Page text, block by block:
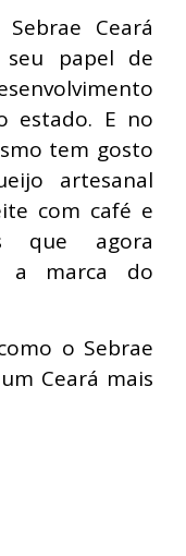
Ceará
seu papel de
estado. E no
tem gosto
artesanal
com café e
que agora
a marca do
o Sebrae
Ceará mais